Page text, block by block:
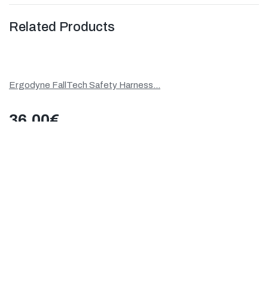
Related Products
Ergodyne FallTech Safety Harness...
36.00€